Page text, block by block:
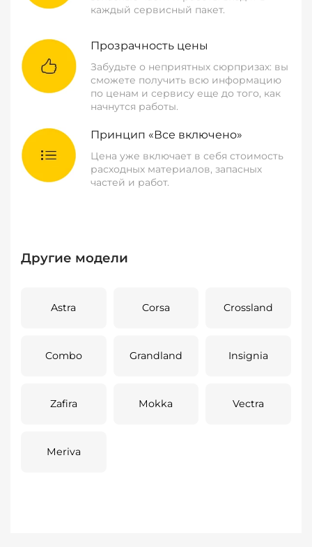
каждый сервисный пакет.
Прозрачность цены
Забудьте о неприятных сюрпризах: вы
сможете получить всю информацию
по ценам и сервису еще до того, как
начнутся работы.
Принцип «Все включено»
Цена уже включает в себя стоимость
расходных материалов, запасных
частей и работ.
Другие модели
Astra Corsa Crossland
Combo Grandland Insignia
Zafira Mokka Vectra
Meriva